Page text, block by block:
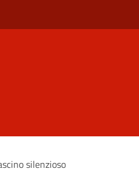
silenzioso